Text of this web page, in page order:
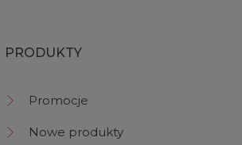
PRODUKTY
Promocje
Nowe produkty